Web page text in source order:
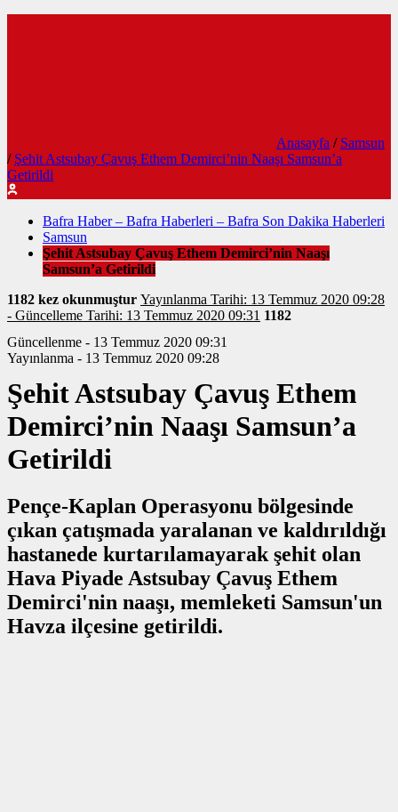
Anasayfa / Samsun
/ Şehit Astsubay Çavuş Ethem Demirci’nin Naaşı Samsun’a
Getirildi
Bafra Haber – Bafra Haberleri – Bafra Son Dakika Haberleri
Samsun
Şehit Astsubay Çavuş Ethem Demirci’nin Naaşı
Samsun’a Getirildi
1182 kez okunmuştur Yayınlanma Tarihi: 13 Temmuz 2020 09:28
- Güncelleme Tarihi: 13 Temmuz 2020 09:31 1182
Güncellenme - 13 Temmuz 2020 09:31
Yayınlanma - 13 Temmuz 2020 09:28
Şehit Astsubay Çavuş Ethem
Demirci’nin Naaşı Samsun’a
Getirildi
Pençe-Kaplan Operasyonu bölgesinde
çıkan çatışmada yaralanan ve kaldırıldığı
hastanede kurtarılamayarak şehit olan
Hava Piyade Astsubay Çavuş Ethem
Demirci'nin naaşı, memleketi Samsun'un
Havza ilçesine getirildi.